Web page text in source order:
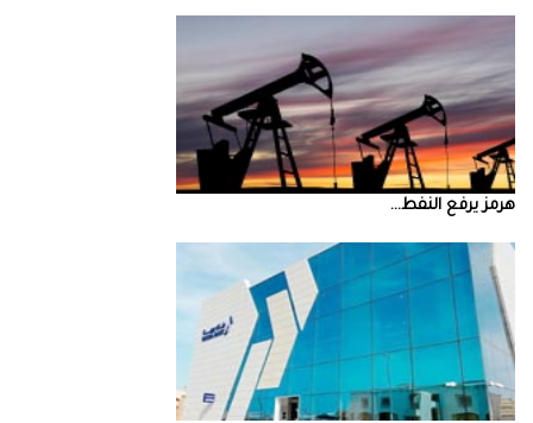
‮‬هرمز‮‬‭ ‬يرفع‭ ‬النفط‭ ...